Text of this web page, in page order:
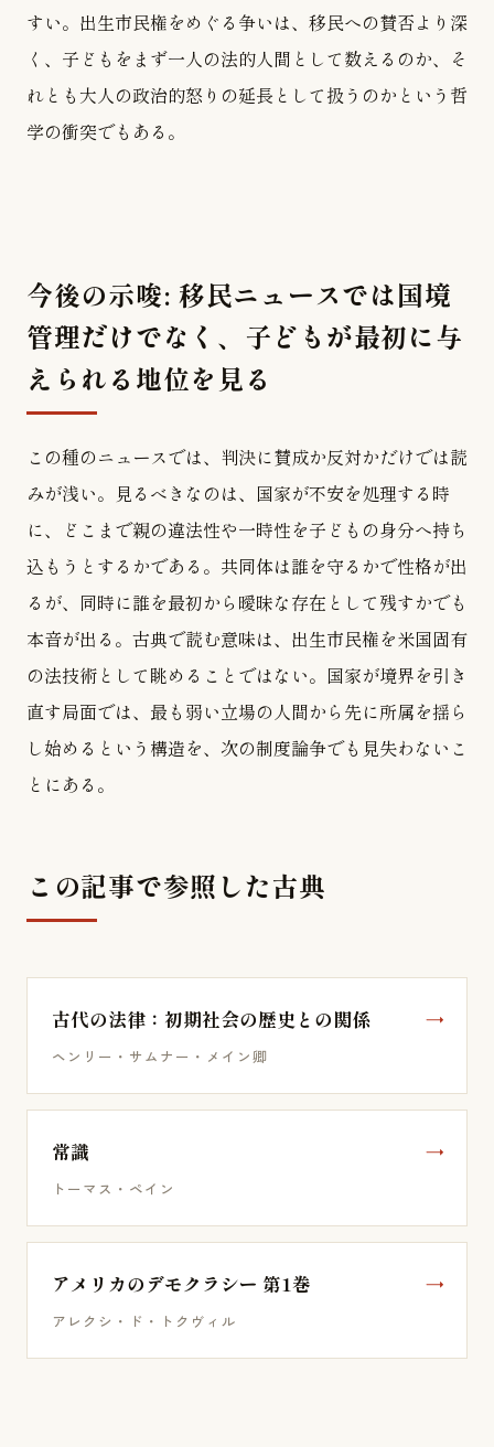
すい。出生市民権をめぐる争いは、移民への賛否より深
く、子どもをまず一人の法的人間として数えるのか、そ
れとも大人の政治的怒りの延長として扱うのかという哲
学の衝突でもある。
今後の示唆: 移民ニュースでは国境
管理だけでなく、子どもが最初に与
えられる地位を見る
この種のニュースでは、判決に賛成か反対かだけでは読
みが浅い。見るべきなのは、国家が不安を処理する時
に、どこまで親の違法性や一時性を子どもの身分へ持ち
込もうとするかである。共同体は誰を守るかで性格が出
るが、同時に誰を最初から曖昧な存在として残すかでも
本音が出る。古典で読む意味は、出生市民権を米国固有
の法技術として眺めることではない。国家が境界を引き
直す局面では、最も弱い立場の人間から先に所属を揺ら
し始めるという構造を、次の制度論争でも見失わないこ
とにある。
この記事で参照した古典
古代の法律：初期社会の歴史との関係
ヘンリー・サムナー・メイン卿
常識
トーマス・ペイン
アメリカのデモクラシー 第1巻
アレクシ・ド・トクヴィル